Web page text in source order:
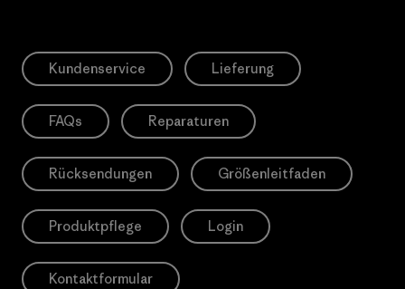
Kundenservice Lieferung
FAQs Reparaturen
Rücksendungen Größenleitfaden
Produktpflege Login
Kontaktformular